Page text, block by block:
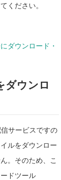
ください。
ダウンロード・
ダウンロ
信サービスですの
ルをダウンロー
。そのため、こ
ドツール